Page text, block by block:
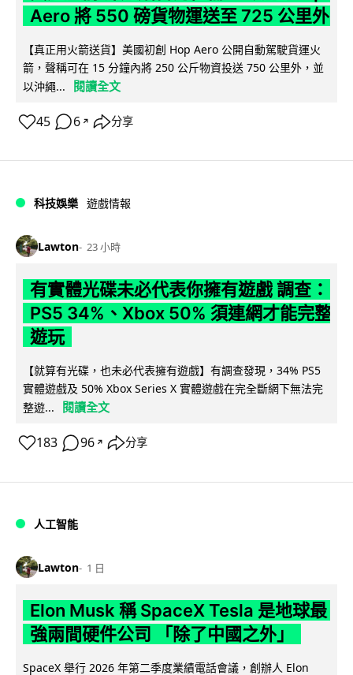
Aero 將 550 磅貨物運送至 725 公里外
【真正用火箭送貨】美國初創 Hop Aero 公開自動駕駛貨運火
箭，聲稱可在 15 分鐘內將 250 公斤物資投送 750 公里外，並
以沖繩...
閱讀全文
45 6 ↗ 分享
科技娛樂 遊戲情報
Lawton 23 小時
有實體光碟未必代表你擁有遊戲 調查：
PS5 34%、Xbox 50% 須連網才能完整
遊玩
【就算有光碟，也未必代表擁有遊戲】有調查發現，34% PS5
實體遊戲及 50% Xbox Series X 實體遊戲在完全斷網下無法完
整遊...
閱讀全文
183 96 ↗ 分享
人工智能
Lawton 1 日
Elon Musk 稱 SpaceX Tesla 是地球最
強兩間硬件公司 「除了中國之外」
SpaceX 舉行 2026 年第二季度業績電話會議，創辦人 Elon